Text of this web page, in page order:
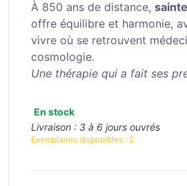
À 850 ans de distance,
offre équilibre et harmonie,
vivre où se retrouvent
cosmologie.
Une thérapie qui a fait ses
En stock
Livraison : 3 à 6 jours ouvrés
Exemplaires disponibles : 2